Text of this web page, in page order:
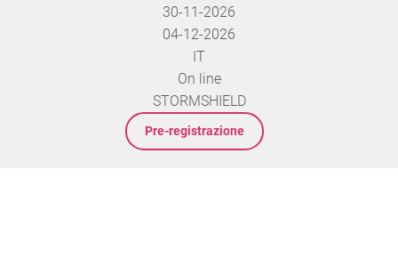
30-11-2026
04-12-2026
IT
On line
STORMSHIELD
Pre-registrazione